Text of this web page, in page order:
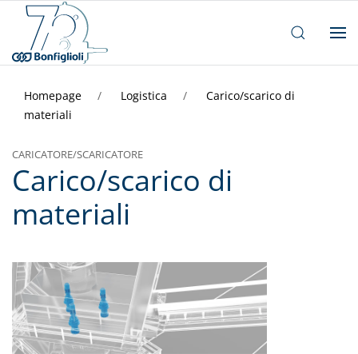
Homepage Logistica
Carico/scarico di
materiali
CARICATORE/SCARICATORE
Carico/scarico di
materiali